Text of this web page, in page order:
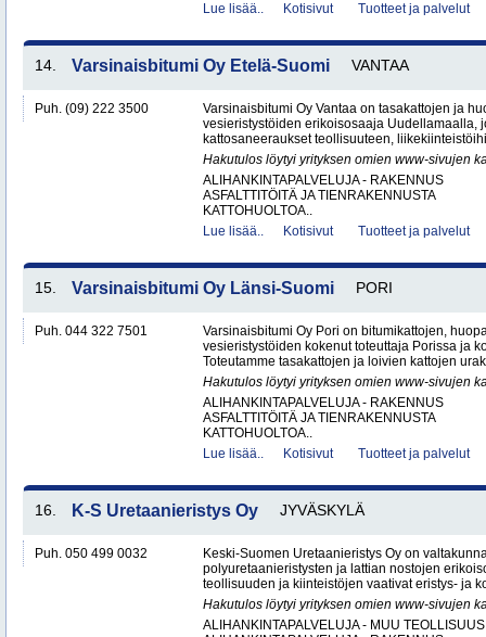
Lue lisää..
Kotisivut Tuotteet ja palvelut
14. Varsinaisbitumi Oy Etelä-Suomi VANTAA
Puh. (09) 222 3500
Varsinaisbitumi Oy Vantaa on tasakattojen ja
vesieristystöiden erikoisosaaja Uudellamaalla,
kattosaneeraukset teollisuuteen,
Hakutulos löytyi yrityksen omien www-sivujen
ALIHANKINTAPALVELUJA - RAKENNUS
ASFALTTITÖITÄ JA TIENRAKENNUSTA
KATTOHUOLTOA..
Lue lisää..
Kotisivut Tuotteet ja palvelut
15. Varsinaisbitumi Oy Länsi-Suomi PORI
Puh. 044 322 7501
Varsinaisbitumi Oy Pori on bitumikattojen,
vesieristystöiden kokenut toteuttaja Porissa ja
Toteutamme tasakattojen ja loivien kattojen
Hakutulos löytyi yrityksen omien www-sivujen
ALIHANKINTAPALVELUJA - RAKENNUS
ASFALTTITÖITÄ JA TIENRAKENNUSTA
KATTOHUOLTOA..
Lue lisää..
Kotisivut Tuotteet ja palvelut
16. K-S Uretaanieristys Oy JYVÄSKYLÄ
Puh. 050 499 0032
Keski-Suomen Uretaanieristys Oy on
polyuretaanieristysten ja lattian nostojen
teollisuuden ja kiinteistöjen vaativat eristys- ja
Hakutulos löytyi yrityksen omien www-sivujen
ALIHANKINTAPALVELUJA - MUU TEOLLISUUS